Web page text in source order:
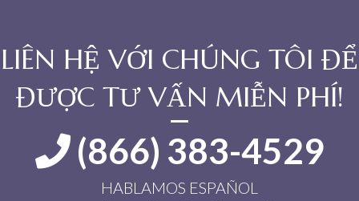
LIÊN HỆ VỚI CHÚNG TÔI ĐỂ
ĐƯỢC TƯ VẤN MIỄN PHÍ!
(866) 383-4529
HABLAMOS ESPAÑOL